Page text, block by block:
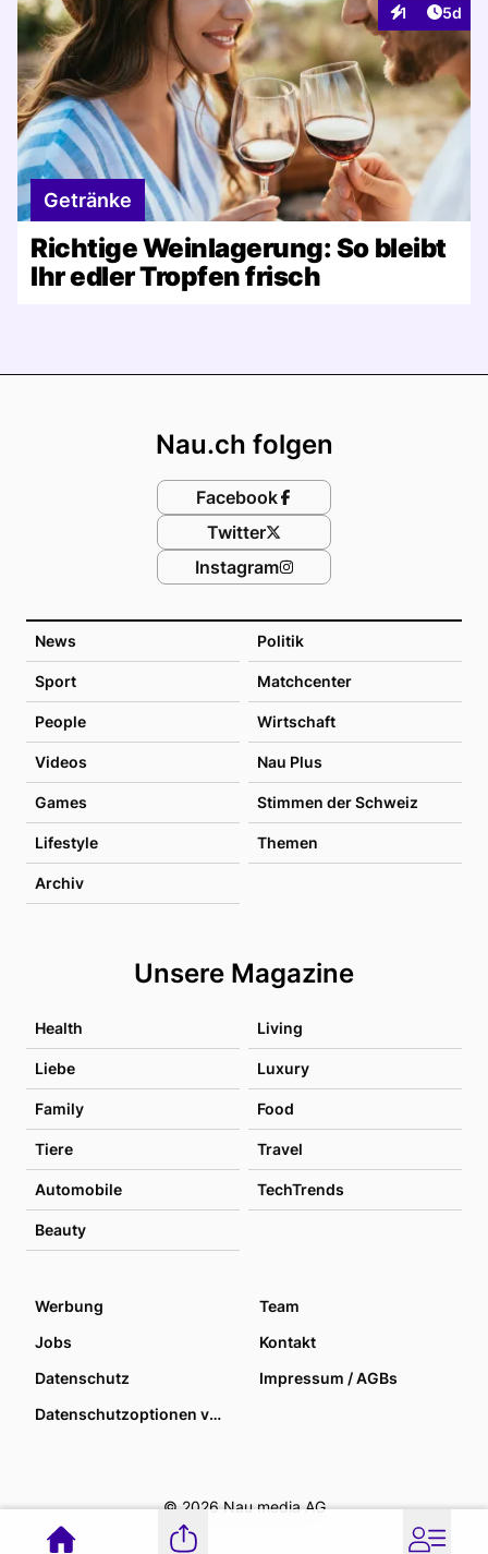
1
Interaktionen
5d
Getränke
Richtige Weinlagerung: So bleibt
Ihr edler Tropfen frisch
News Politik
Sport Matchcenter
People Wirtschaft
Videos Nau Plus
Games Stimmen der Schweiz
Lifestyle Themen
Archiv
Unsere Magazine
Health Living
Liebe Luxury
Family Food
Tiere Travel
Automobile TechTrends
Beauty
Nau.ch folgen
Facebook
Twitter
Instagram
Werbung
Team
Jobs
Kontakt
Datenschutz
Impressum / AGBs
Datenschutzoptionen verwalten
© 2026 Nau media AG